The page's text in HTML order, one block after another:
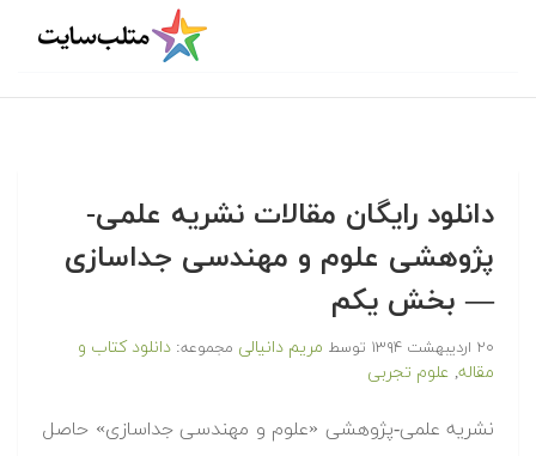
دانلود رایگان مقالات نشریه علمی-
پژوهشی علوم و مهندسی جداسازی
— بخش یکم
۲۰ اردیبهشت ۱۳۹۴ توسط مریم دانیالی مجموعه: دانلود کتاب و
مقاله, علوم تجربی
نشریه علمی-پژوهشی «علوم و مهندسی جداسازی» حاصل